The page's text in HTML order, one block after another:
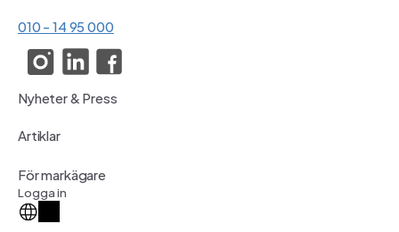
010 - 14 95 000
Nyheter & Press
Artiklar
För markägare
Logga in